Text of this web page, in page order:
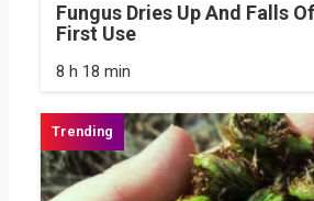
Fungus Dries Up And Falls
First Use
8 h 18 min